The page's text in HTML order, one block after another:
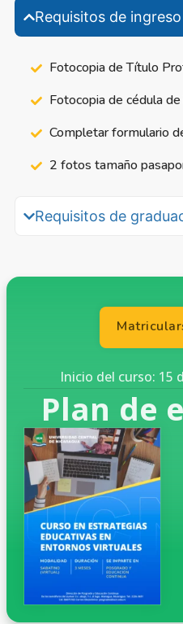
Requisitos de ingreso
Fotocopia de Título
Fotocopia de cédula
Completar formulario
2 fotos tamaño
Requisitos de
Inicio del curso: 15
Plan de